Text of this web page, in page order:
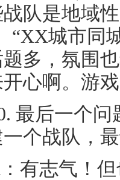
队是地域
“XX城市同
题多，氛围
心啊。游
最后一个
个战队，
有志气！